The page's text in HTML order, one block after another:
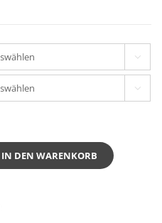


IN DEN WARENKORB